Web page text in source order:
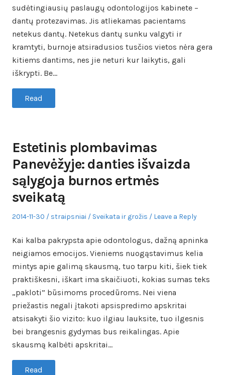
sudėtingiausių paslaugų odontologijos kabinete –
dantų protezavimas. Jis atliekamas pacientams
netekus dantų. Netekus dantų sunku valgyti ir
kramtyti, burnoje atsiradusios tusčios vietos nėra gera
kitiems dantims, nes jie neturi kur laikytis, gali
iškrypti. Be…
Read
Estetinis plombavimas
Panevėžyje: danties išvaizda
sąlygoja burnos ertmės
sveikatą
Posted
2014-11-30 Author
straipsniai
Posted
Sveikata ir grožis Leave a Reply
Kai kalba pakrypsta apie odontologus, dažną apninka
neigiamos emocijos. Vieniems nuogąstavimus kelia
mintys apie galimą skausmą, tuo tarpu kiti, šiek tiek
praktiškesni, iškart ima skaičiuoti, kokias sumas teks
„pakloti” būsimoms procedūroms. Nei viena
priežastis negali įtakoti apsispredimo apskritai
atsisakyti šio vizito: kuo ilgiau lauksite, tuo ilgesnis
bei brangesnis gydymas bus reikalingas. Apie
skausmą kalbėti apskritai…
Read